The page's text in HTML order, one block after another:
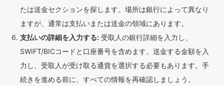
たは送金セクションを探します。場所は銀行によって異なり
ますが、通常は支払いまたは送金の領域にあります。
支払いの詳細を入力する: 受取人の銀行詳細を入力し、
SWIFT/BICコードと口座番号を含めます。送金する金額を入
力し、受取人が受け取る通貨を選択する必要もあります。手
続きを進める前に、すべての情報を再確認しましょう。